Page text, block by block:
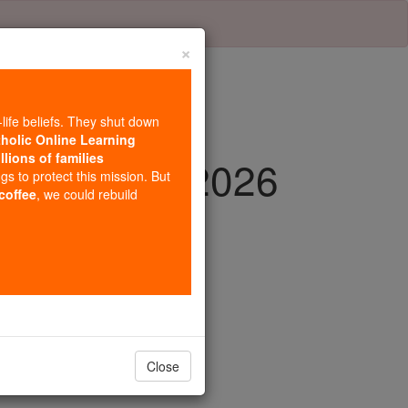
May 3rd, 2026
×
beliefs. They shut down
Online Learning
of families
to protect this mission. But
, we could rebuild
Close